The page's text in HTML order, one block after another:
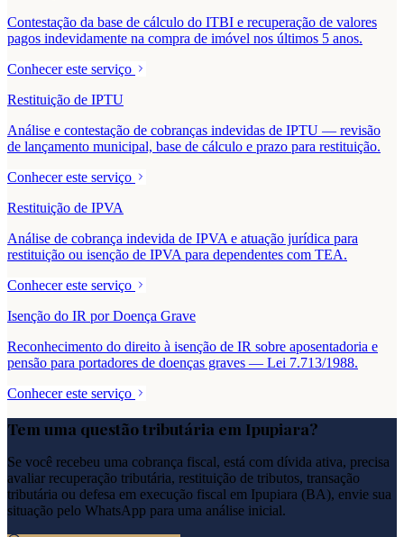
Contestação da base de cálculo do ITBI e recuperação de valores
pagos indevidamente na compra de imóvel nos últimos 5 anos.
Conhecer este serviço
Restituição de IPTU
Análise e contestação de cobranças indevidas de IPTU — revisão
de lançamento municipal, base de cálculo e prazo para restituição.
Conhecer este serviço
Restituição de IPVA
Análise de cobrança indevida de IPVA e atuação jurídica para
restituição ou isenção de IPVA para dependentes com TEA.
Conhecer este serviço
Isenção do IR por Doença Grave
Reconhecimento do direito à isenção de IR sobre aposentadoria e
pensão para portadores de doenças graves — Lei 7.713/1988.
Conhecer este serviço
Tem uma questão tributária em Ipupiara?
Se você recebeu uma cobrança fiscal, está com dívida ativa, precisa
avaliar recuperação tributária, restituição de tributos, transação
tributária ou defesa em execução fiscal em Ipupiara (BA), envie sua
situação pelo WhatsApp para uma análise inicial.